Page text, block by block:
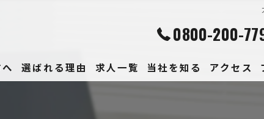
0800-200-
選ばれる理由 求人一覧 当社を知る アクセス